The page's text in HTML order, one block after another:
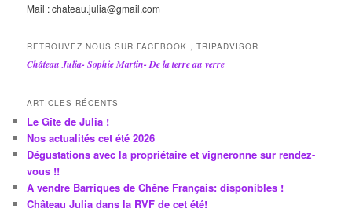
Mail : chateau.julia@gmail.com
RETROUVEZ NOUS SUR FACEBOOK , TRIPADVISOR
Château Julia- Sophie Martin- De la terre au verre
ARTICLES RÉCENTS
Le Gîte de Julia !
Nos actualités cet été 2026
Dégustations avec la propriétaire et vigneronne sur rendez-
vous !!
A vendre Barriques de Chêne Français: disponibles !
Château Julia dans la RVF de cet été!